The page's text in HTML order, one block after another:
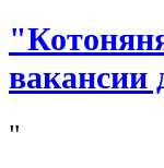
вакансии
"